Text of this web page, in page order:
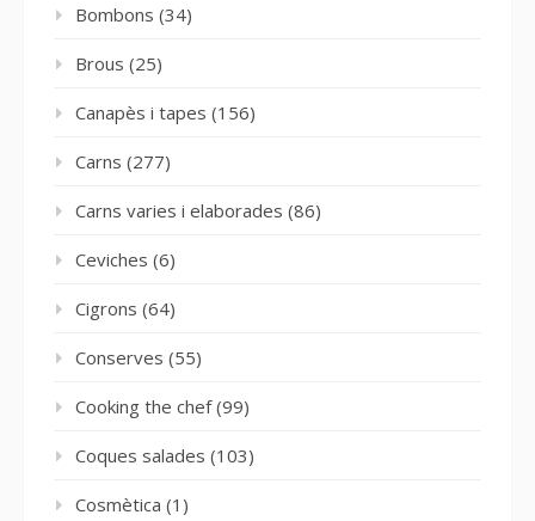
Bombons (34)
Brous (25)
Canapès i tapes (156)
Carns (277)
Carns varies i elaborades (86)
Ceviches (6)
Cigrons (64)
Conserves (55)
Cooking the chef(99)
Coques salades (103)
Cosmètica (1)